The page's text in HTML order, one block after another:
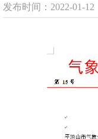
发布时间：2022-01-12